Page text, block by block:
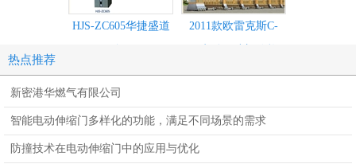
HJS-ZC605华捷盛道
2011款欧雷克斯C-
尺寸
尺寸
热点推荐
新密港华燃气有限公司
智能电动伸缩门多样化的功能，满足不同场景的需求
防撞技术在电动伸缩门中的应用与优化